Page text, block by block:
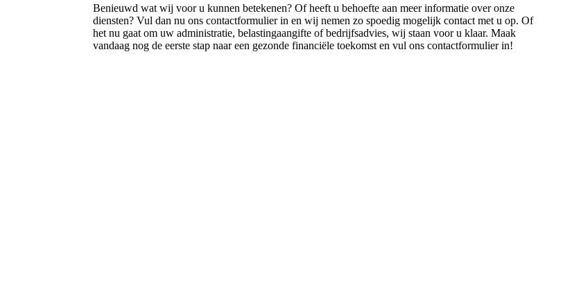
Benieuwd wat wij voor u kunnen betekenen? Of heeft u behoefte aan meer informatie over onze
diensten? Vul dan nu ons contactformulier in en wij nemen zo spoedig mogelijk contact met u op. Of
het nu gaat om uw administratie, belastingaangifte of bedrijfsadvies, wij staan voor u klaar. Maak
vandaag nog de eerste stap naar een gezonde financiële toekomst en vul ons contactformulier in!